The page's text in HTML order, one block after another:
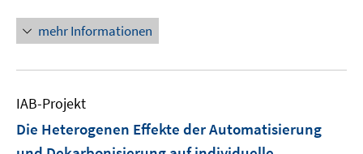
mehr Informationen
IAB-Projekt
Die Heterogenen Effekte der Automatisierung